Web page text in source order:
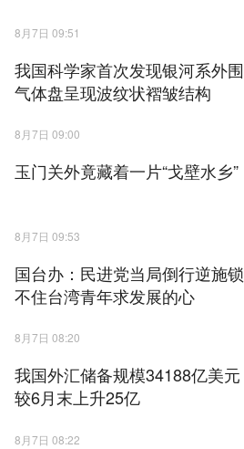
8月7日 09:51
我国科学家首次发现银河系外围
气体盘呈现波纹状褶皱结构
8月7日 09:00
玉门关外竟藏着一片“戈壁水乡”
8月7日 09:53
国台办：民进党当局倒行逆施锁
不住台湾青年求发展的心
8月7日 08:20
我国外汇储备规模34188亿美元
较6月末上升25亿
8月7日 08:22